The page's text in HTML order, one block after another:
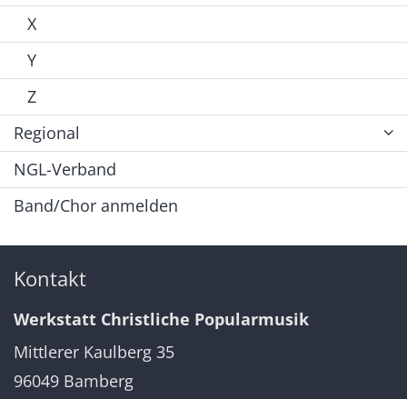
X
Y
Z
Regional
NGL-Verband
Band/Chor anmelden
Kontakt
Werkstatt Christliche Popularmusik
Mittlerer Kaulberg 35
96049 Bamberg